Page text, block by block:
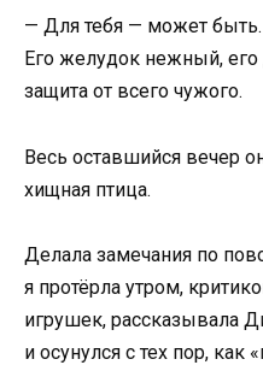
— Для тебя — может
Его желудок нежный,
защита от всего чужого.
Весь оставшийся вечер
хищная птица.
Делала замечания по
я протёрла утром,
игрушек, рассказывала
и осунулся с тех пор, как